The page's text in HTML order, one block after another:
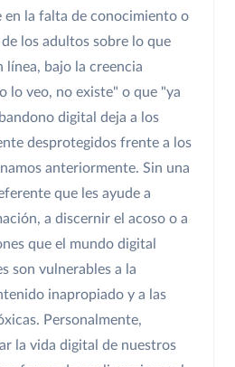
en la falta de conocimiento o
los adultos sobre lo que
línea, bajo la creencia
lo veo, no existe" o que "ya
digital deja a los
desprotegidos frente a los
anteriormente. Sin una
que les ayude a
a discernir el acoso o a
que el mundo digital
son vulnerables a la
inapropiado y a las
Personalmente,
la vida digital de nuestros